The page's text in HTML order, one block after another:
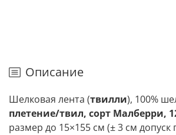
Описание
Шелковая лента (твилли), 100%
плетение/твил, сорт Малберри,
размер до 15×155 см (± 3 см допуск